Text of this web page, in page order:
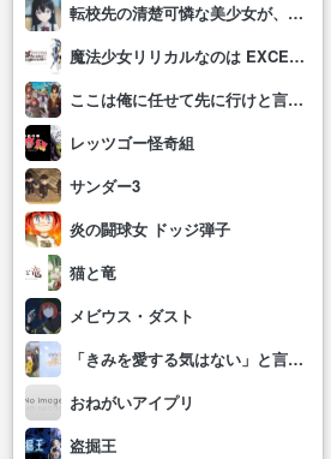
転校先の清楚可憐な美少女が、昔男子と思って一緒に遊んだ幼馴染だった件
魔法少女リリカルなのは EXCEEDS Gun Blaze Vengeance
ここは俺に任せて先に行けと言ってから10年がたったら伝説になっていた。
レッツゴー怪奇組
サンダー3
炎の闘球女 ドッジ弾子
猫と竜
メビウス・ダスト
「きみを愛する気はない」と言った次期公爵様がなぜか溺愛してきます
おねがいアイプリ
盗掘王